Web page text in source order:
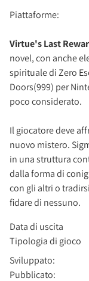
Piattaforme:
Virtue's Last
novel, con anche
spirituale di Zero
Doors(999) per
poco considerato.
Il giocatore deve
nuovo mistero.
in una struttura
dalla forma di
con gli altri o
fidare di nessuno.
Data di uscita
Tipologia di gioco
Sviluppato:
Pubblicato: